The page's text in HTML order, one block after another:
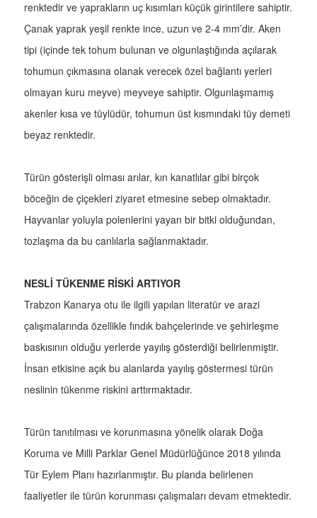
renktedir ve yaprakların uç kısımları küçük girintilere sahiptir.
Çanak yaprak yeşil renkte ince, uzun ve 2-4 mm’dir. Aken
tipi (içinde tek tohum bulunan ve olgunlaştığında açılarak
tohumun çıkmasına olanak verecek özel bağlantı yerleri
olmayan kuru meyve) meyveye sahiptir. Olgunlaşmamış
akenler kısa ve tüylüdür, tohumun üst kısmındaki tüy demeti
beyaz renktedir.
Türün gösterişli olması arılar, kın kanatlılar gibi birçok
böceğin de çiçekleri ziyaret etmesine sebep olmaktadır.
Hayvanlar yoluyla polenlerini yayan bir bitki olduğundan,
tozlaşma da bu canlılarla sağlanmaktadır.
NESLİ TÜKENME RİSKİ ARTIYOR
Trabzon Kanarya otu ile ilgili yapılan literatür ve arazi
çalışmalarında özellikle fındık bahçelerinde ve şehirleşme
baskısının olduğu yerlerde yayılış gösterdiği belirlenmiştir.
İnsan etkisine açık bu alanlarda yayılış göstermesi türün
neslinin tükenme riskini arttırmaktadır.
Türün tanıtılması ve korunmasına yönelik olarak Doğa
Koruma ve Milli Parklar Genel Müdürlüğünce 2018 yılında
Tür Eylem Planı hazırlanmıştır. Bu planda belirlenen
faaliyetler ile türün korunması çalışmaları devam etmektedir.